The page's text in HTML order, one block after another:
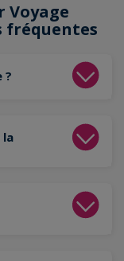
fréquentes
?
la